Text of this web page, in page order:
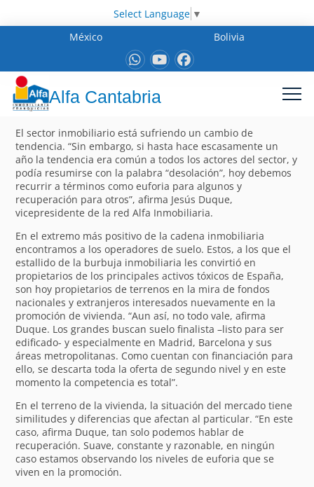
Select Language ▼
México
Bolivia
Alfa Cantabria
El sector inmobiliario está sufriendo un cambio de
tendencia. “Sin embargo, si hasta hace escasamente un
año la tendencia era común a todos los actores del sector, y
podía resumirse con la palabra “desolación”, hoy debemos
recurrir a términos como euforia para algunos y
recuperación para otros”, afirma Jesús Duque,
vicepresidente de la red Alfa Inmobiliaria.
En el extremo más positivo de la cadena inmobiliaria
encontramos a los operadores de suelo. Estos, a los que el
estallido de la burbuja inmobiliaria les convirtió en
propietarios de los principales activos tóxicos de España,
son hoy propietarios de terrenos en la mira de fondos
nacionales y extranjeros interesados nuevamente en la
promoción de vivienda. “Aun así, no todo vale, afirma
Duque. Los grandes buscan suelo finalista –listo para ser
edificado- y especialmente en Madrid, Barcelona y sus
áreas metropolitanas. Como cuentan con financiación para
ello, se descarta toda la oferta de segundo nivel y en este
momento la competencia es total”.
En el terreno de la vivienda, la situación del mercado tiene
similitudes y diferencias que afectan al particular. “En este
caso, afirma Duque, tan solo podemos hablar de
recuperación. Suave, constante y razonable, en ningún
caso estamos observando los niveles de euforia que se
viven en la promoción.